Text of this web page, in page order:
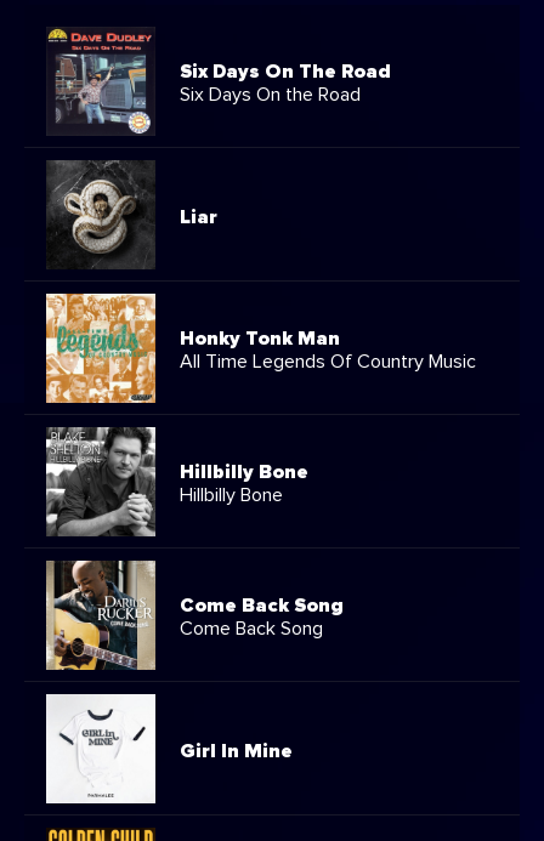
Six Days On The Road
Six Days On the Road
Liar
Honky Tonk Man
All Time Legends Of Country Music
Hillbilly Bone
Hillbilly Bone
Come Back Song
Come Back Song
Girl In Mine